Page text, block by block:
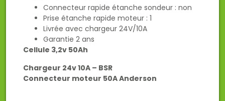
Connecteur rapide étanche sondeur : non
Prise étanche rapide moteur : 1
Livrée avec chargeur 24V/10A
Garantie 2 ans
Cellule 3,2v 50Ah
Chargeur 24v 10A – BSR
Connecteur moteur 50A Anderson